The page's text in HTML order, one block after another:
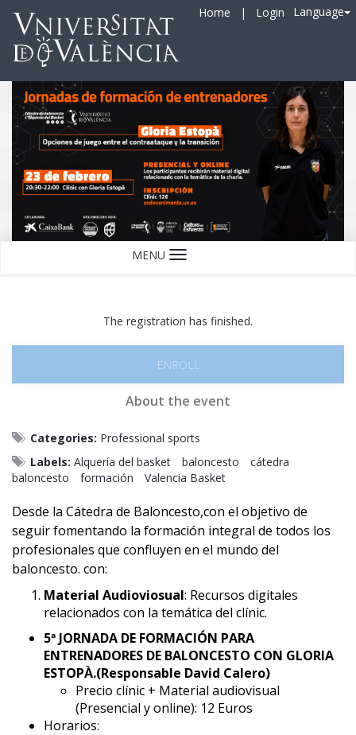
Home | Login Language
MENU Language
The registration has finished.
ENROLL
About the event
Categories: Professional sports
Labels: Alquería del basket baloncesto
cátedra
baloncesto
formación Valencia Basket
Desde la Cátedra de Baloncesto,con el objetivo de
seguir fomentando la formación integral de todos los
profesionales que confluyen en el mundo del
baloncesto. con:
Material Audioviosual: Recursos digitales
relacionados con la temática del clínic.
5ª JORNADA DE FORMACIÓN PARA
ENTRENADORES DE BALONCESTO CON GLORIA
ESTOPÀ.(Responsable David Calero)
Precio clínic + Material audiovisual
(Presencial y online): 12 Euros
Horarios: